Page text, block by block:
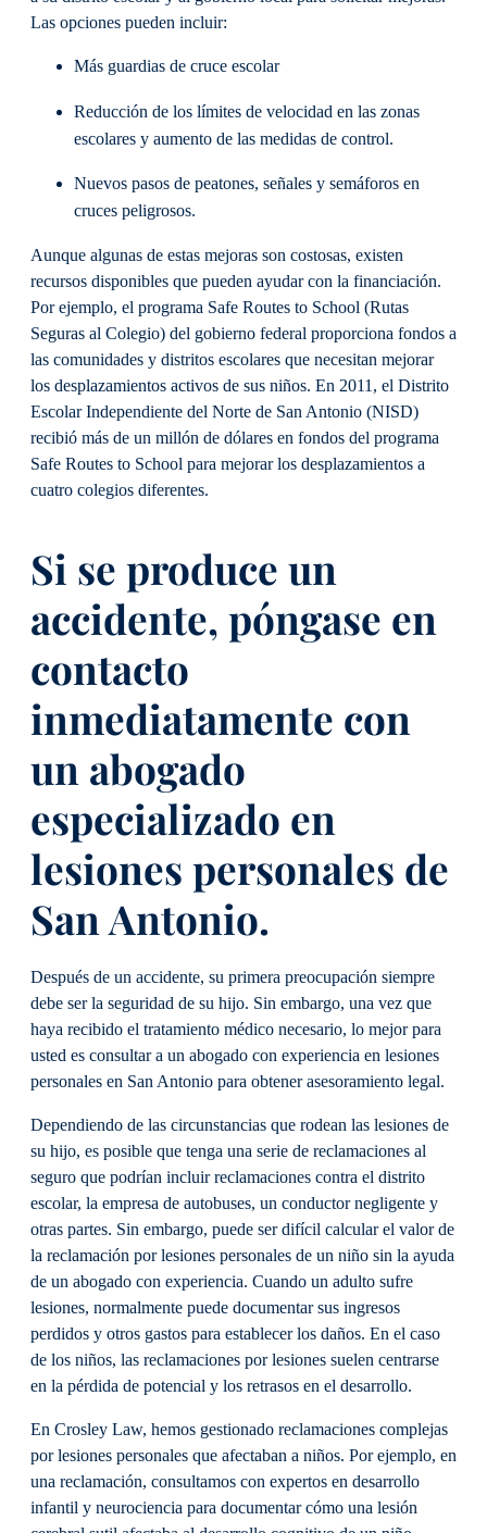
Las opciones pueden incluir:
Más guardias de cruce escolar
Reducción de los límites de velocidad en las zonas
escolares y aumento de las medidas de control.
Nuevos pasos de peatones, señales y semáforos en
cruces peligrosos.
Aunque algunas de estas mejoras son costosas, existen
recursos disponibles que pueden ayudar con la financiación.
Por ejemplo, el programa Safe Routes to School (Rutas
Seguras al Colegio) del gobierno federal proporciona fondos a
las comunidades y distritos escolares que necesitan mejorar
los desplazamientos activos de sus niños. En 2011, el Distrito
Escolar Independiente del Norte de San Antonio (NISD)
recibió más de un millón de dólares en fondos del programa
Safe Routes to School para mejorar los desplazamientos a
cuatro colegios diferentes.
Si se produce un
accidente, póngase en
contacto
inmediatamente con
un abogado
especializado en
lesiones personales de
San Antonio.
Después de un accidente, su primera preocupación siempre
debe ser la seguridad de su hijo. Sin embargo, una vez que
haya recibido el tratamiento médico necesario, lo mejor para
usted es consultar a un abogado con experiencia en lesiones
personales en San Antonio para obtener asesoramiento legal.
Dependiendo de las circunstancias que rodean las lesiones de
su hijo, es posible que tenga una serie de reclamaciones al
seguro que podrían incluir reclamaciones contra el distrito
escolar, la empresa de autobuses, un conductor negligente y
otras partes. Sin embargo, puede ser difícil calcular el valor de
la reclamación por lesiones personales de un niño sin la ayuda
de un abogado con experiencia. Cuando un adulto sufre
lesiones, normalmente puede documentar sus ingresos
perdidos y otros gastos para establecer los daños. En el caso
de los niños, las reclamaciones por lesiones suelen centrarse
en la pérdida de potencial y los retrasos en el desarrollo.
En Crosley Law, hemos gestionado reclamaciones complejas
por lesiones personales que afectaban a niños. Por ejemplo, en
una reclamación, consultamos con expertos en desarrollo
infantil y neurociencia para documentar cómo una lesión